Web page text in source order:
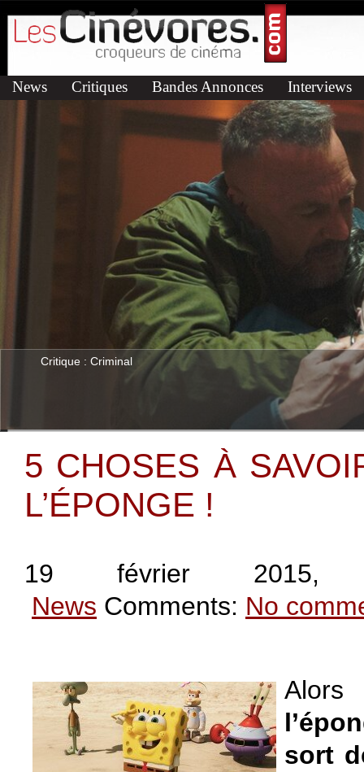
News Critiques Bandes Annonces Interviews
Critique : Criminal
5 CHOSES À
L’ÉPONGE !
19 février 2015,
News Comments: No
sort